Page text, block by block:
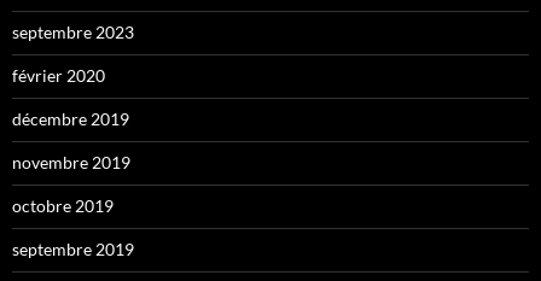
septembre 2023
février 2020
décembre 2019
novembre 2019
octobre 2019
septembre 2019